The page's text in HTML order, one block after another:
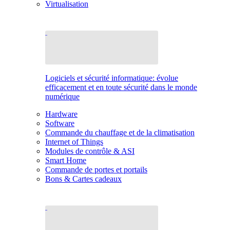
Virtualisation
Logiciels et sécurité informatique: évolue
efficacement et en toute sécurité dans le monde
numérique
Hardware
Software
Commande du chauffage et de la climatisation
Internet of Things
Modules de contrôle & ASI
Smart Home
Commande de portes et portails
Bons & Cartes cadeaux